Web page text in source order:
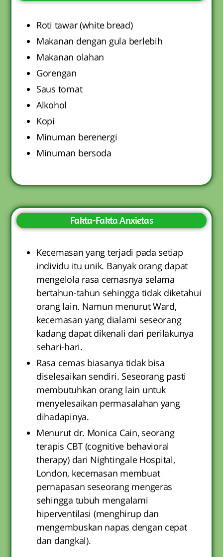
Roti tawar (white bread)
Makanan dengan gula berlebih
Makanan olahan
Gorengan
Saus tomat
Alkohol
Kopi
Minuman berenergi
Minuman bersoda
Fakta-Fakta Anxietas
Kecemasan yang terjadi pada setiap
individu itu unik. Banyak orang dapat
mengelola rasa cemasnya selama
bertahun-tahun sehingga tidak diketahui
orang lain. Namun menurut Ward,
kecemasan yang dialami seseorang
kadang dapat dikenali dari perilakunya
sehari-hari.
Rasa cemas biasanya tidak bisa
diselesaikan sendiri. Seseorang pasti
membutuhkan orang lain untuk
menyelesaikan permasalahan yang
dihadapinya.
Menurut dr. Monica Cain, seorang
terapis CBT (cognitive behavioral
therapy) dari Nightingale Hospital,
London, kecemasan membuat
pernapasan seseorang mengeras
sehingga tubuh mengalami
hiperventilasi (menghirup dan
mengembuskan napas dengan cepat
dan dangkal).